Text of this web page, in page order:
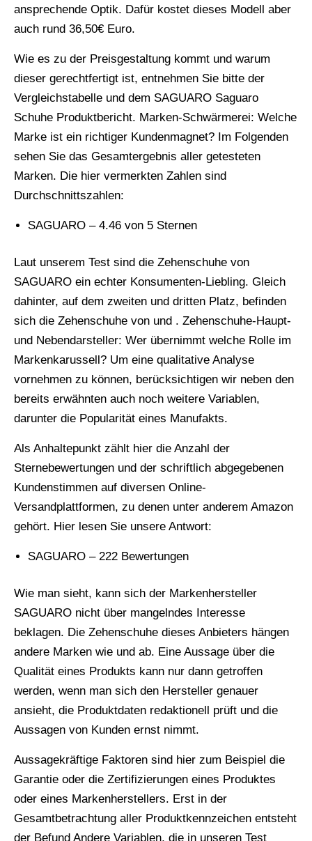
ansprechende Optik. Dafür kostet dieses Modell aber
auch rund 36,50€ Euro.
Wie es zu der Preisgestaltung kommt und warum
dieser gerechtfertigt ist, entnehmen Sie bitte der
Vergleichstabelle und dem SAGUARO Saguaro
Schuhe Produktbericht. Marken-Schwärmerei: Welche
Marke ist ein richtiger Kundenmagnet? Im Folgenden
sehen Sie das Gesamtergebnis aller getesteten
Marken. Die hier vermerkten Zahlen sind
Durchschnittszahlen:
SAGUARO – 4.46 von 5 Sternen
Laut unserem Test sind die Zehenschuhe von
SAGUARO ein echter Konsumenten-Liebling. Gleich
dahinter, auf dem zweiten und dritten Platz, befinden
sich die Zehenschuhe von und . Zehenschuhe-Haupt-
und Nebendarsteller: Wer übernimmt welche Rolle im
Markenkarussell? Um eine qualitative Analyse
vornehmen zu können, berücksichtigen wir neben den
bereits erwähnten auch noch weitere Variablen,
darunter die Popularität eines Manufakts.
Als Anhaltepunkt zählt hier die Anzahl der
Sternebewertungen und der schriftlich abgegebenen
Kundenstimmen auf diversen Online-
Versandplattformen, zu denen unter anderem Amazon
gehört. Hier lesen Sie unsere Antwort:
SAGUARO – 222 Bewertungen
Wie man sieht, kann sich der Markenhersteller
SAGUARO nicht über mangelndes Interesse
beklagen. Die Zehenschuhe dieses Anbieters hängen
andere Marken wie und ab. Eine Aussage über die
Qualität eines Produkts kann nur dann getroffen
werden, wenn man sich den Hersteller genauer
ansieht, die Produktdaten redaktionell prüft und die
Aussagen von Kunden ernst nimmt.
Aussagekräftige Faktoren sind hier zum Beispiel die
Garantie oder die Zertifizierungen eines Produktes
oder eines Markenherstellers. Erst in der
Gesamtbetrachtung aller Produktkennzeichen entsteht
der Befund Andere Variablen, die in unseren Test